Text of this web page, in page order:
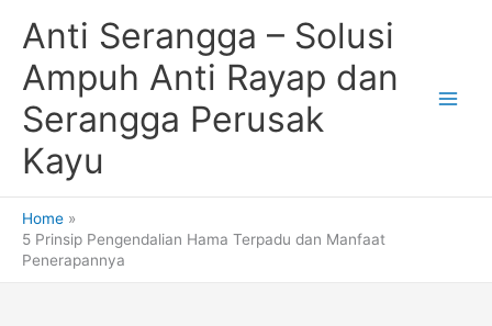
Anti Serangga – Solusi
Ampuh Anti Rayap dan
Serangga Perusak
Kayu
Home
5 Prinsip Pengendalian Hama Terpadu dan Manfaat
Penerapannya